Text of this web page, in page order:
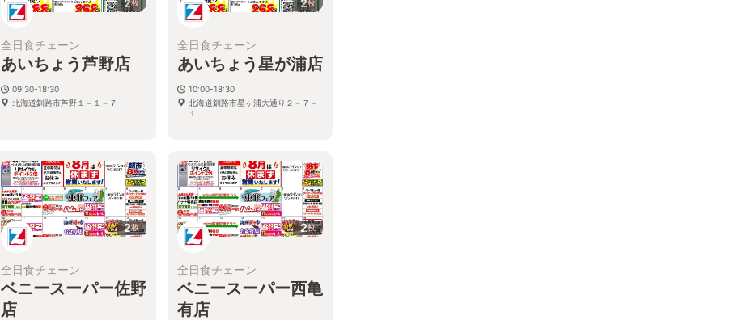
枚
全日食チェーン
あいちょう芦野店
09:30-18:30
北海道釧路市芦野１－１－７
枚
全日食チェーン
あいちょう星が浦店
10:00-18:30
北海道釧路市星ヶ浦大通り２－７－
１
2枚
全日食チェーン
ベニースーパー佐野
店
2枚
全日食チェーン
ベニースーパー西亀
有店